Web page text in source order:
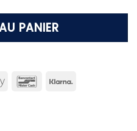
PANIER
Apple
Bancontact
Klarna